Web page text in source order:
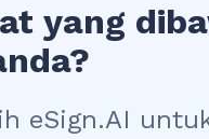
yang
eSign.AI